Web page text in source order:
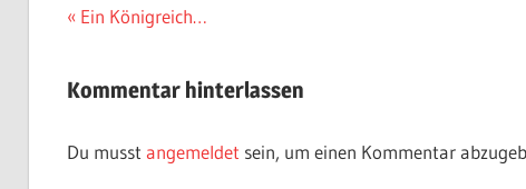
Beitragsnavigation
Vorheriger
Ein Königreich…
Kommentar hinterlassen
Du musst angemeldet sein, um einen Kommentar